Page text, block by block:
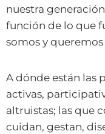
nuestra
función de lo que
somos y queremos
A dónde están las
activas,
altruistas; las que
cuidan, gestan,